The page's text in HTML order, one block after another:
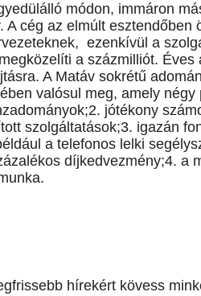
módon, immáron
A cég az elmúlt esztendőben
ezenkívül a
a százmilliót.
A Matáv sokrétű
valósul meg, amely
jótékony
szolgáltatások;3. igazán
a telefonos lelki
díjkedvezmény;4. a
hírekért kövess